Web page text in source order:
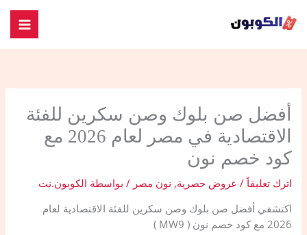
إلى
أفضل صن بلوك وصن سكرين للفئة
الاقتصادية في مصر لعام 2026 مع
كود خصم نون
اترك تعليقاً / عروض حصرية, نون مصر / بواسطة الكوبون.نت
اكتشفي أفضل صن بلوك وصن سكرين للفئة الاقتصادية لعام
2026 مع كود خصم نون ( MW9 )